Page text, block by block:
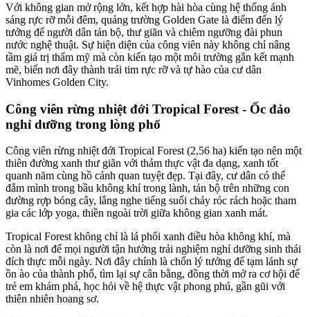
Với không gian mở rộng lớn, kết hợp hài hòa cùng hệ thống ánh
sáng rực rỡ mỗi đêm, quảng trường Golden Gate là điểm đến lý
tưởng để người dân tản bộ, thư giãn và chiêm ngưỡng đài phun
nước nghệ thuật. Sự hiện diện của công viên này không chỉ nâng
tầm giá trị thẩm mỹ mà còn kiến tạo một môi trường gắn kết mạnh
mẽ, biến nơi đây thành trái tim rực rỡ và tự hào của cư dân
Vinhomes Golden City.
Công viên rừng nhiệt đới Tropical Forest - Ốc đảo
nghỉ dưỡng trong lòng phố
Công viên rừng nhiệt đới Tropical Forest (2,56 ha) kiến tạo nên một
thiên đường xanh thư giãn với thảm thực vật đa dạng, xanh tốt
quanh năm cùng hồ cảnh quan tuyệt đẹp. Tại đây, cư dân có thể
đắm mình trong bầu không khí trong lành, tản bộ trên những con
đường rợp bóng cây, lắng nghe tiếng suối chảy róc rách hoặc tham
gia các lớp yoga, thiền ngoài trời giữa không gian xanh mát.
Tropical Forest không chỉ là lá phổi xanh điều hòa không khí, mà
còn là nơi để mọi người tận hưởng trải nghiệm nghỉ dưỡng sinh thái
đích thực mỗi ngày. Nơi đây chính là chốn lý tưởng để tạm lánh sự
ồn ào của thành phố, tìm lại sự cân bằng, đồng thời mở ra cơ hội để
trẻ em khám phá, học hỏi về hệ thực vật phong phú, gần gũi với
thiên nhiên hoang sơ.